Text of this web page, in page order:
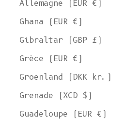
Allemagne (EUR €)
Ghana (EUR €)
Gibraltar (GBP £)
Grèce (EUR €)
Groenland (DKK kr.)
Grenade (XCD $)
Guadeloupe (EUR €)